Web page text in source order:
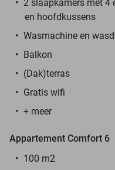
2 slaapkamers met 4
en hoofdkussens
Wasmachine en
Balkon
(Dak)terras
Gratis wifi
+ meer
Appartement Comfort 6
100 m2